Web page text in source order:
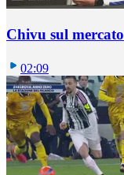
Chivu sul mercato
02:09